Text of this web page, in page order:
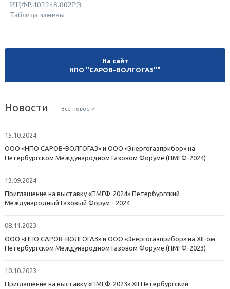
На сайт
НПО "САРОВ-ВОЛГОГАЗ""
Новости Все новости
15.10.2024
ООО «НПО САРОВ-ВОЛГОГАЗ» и ООО «Энергогазприбор» на
Петербургском Международном Газовом Форуме (ПМГФ-2024)
13.09.2024
Приглашение на выставку «ПМГФ-2024» Петербургский
Международный Газовый Форум - 2024
08.11.2023
ООО «НПО САРОВ-ВОЛГОГАЗ» и ООО «Энергогазприбор» на XII-ом
Петербургском Международном Газовом Форуме (ПМГФ-2023)
10.10.2023
Приглашение на выставку «ПМГФ-2023» XII Петербургский
ИЦФР.402248.002РЭ
Таблица замены